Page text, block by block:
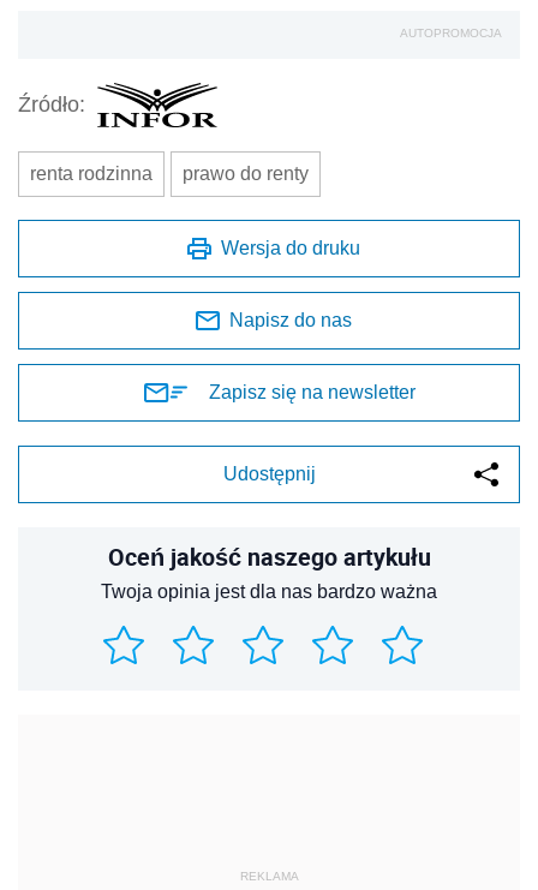
AUTOPROMOCJA
Źródło:
renta rodzinna prawo do renty
Wersja do druku
Napisz do nas
Zapisz się na newsletter
Udostępnij
Oceń jakość naszego artykułu
Twoja opinia jest dla nas bardzo ważna
REKLAMA